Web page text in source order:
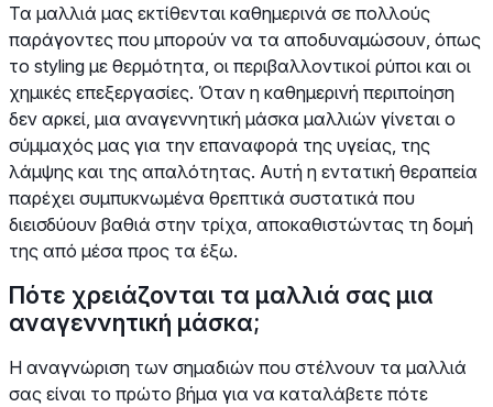
Τα μαλλιά μας εκτίθενται καθημερινά σε πολλούς
παράγοντες που μπορούν να τα αποδυναμώσουν, όπως
το styling με θερμότητα, οι περιβαλλοντικοί ρύποι και οι
χημικές επεξεργασίες. Όταν η καθημερινή περιποίηση
δεν αρκεί, μια αναγεννητική μάσκα μαλλιών γίνεται ο
σύμμαχός μας για την επαναφορά της υγείας, της
λάμψης και της απαλότητας. Αυτή η εντατική θεραπεία
παρέχει συμπυκνωμένα θρεπτικά συστατικά που
διεισδύουν βαθιά στην τρίχα, αποκαθιστώντας τη δομή
της από μέσα προς τα έξω.
Πότε χρειάζονται τα μαλλιά σας μια
αναγεννητική μάσκα;
Η αναγνώριση των σημαδιών που στέλνουν τα μαλλιά
σας είναι το πρώτο βήμα για να καταλάβετε πότε